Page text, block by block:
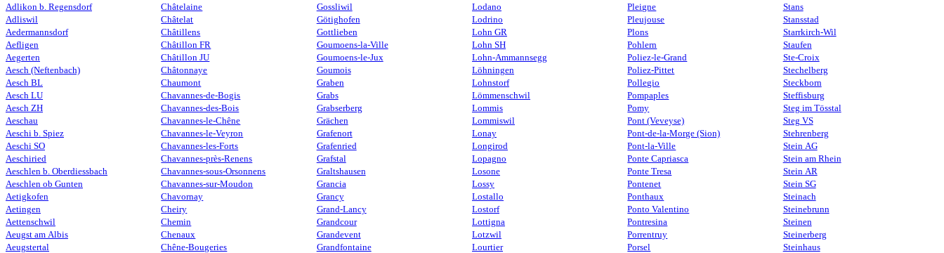
Adlikon b. Regensdorf
Adliswil
Aedermannsdorf
Aefligen
Aegerten
Aesch (Neftenbach)
Aesch BL
Aesch LU
Aesch ZH
Aeschau
Aeschi b. Spiez
Aeschi SO
Aeschiried
Aeschlen b. Oberdiessbach
Aeschlen ob Gunten
Aetigkofen
Aetingen
Aettenschwil
Aeugst am Albis
Aeugstertal
Châtelaine
Châtelat
Châtillens
Châtillon FR
Châtillon JU
Châtonnaye
Chaumont
Chavannes-de-Bogis
Chavannes-des-Bois
Chavannes-le-Chêne
Chavannes-le-Veyron
Chavannes-les-Forts
Chavannes-près-Renens
Chavannes-sous-Orsonnens
Chavannes-sur-Moudon
Chavornay
Cheiry
Chemin
Chenaux
Chêne-Bougeries
Gossliwil
Götighofen
Gottlieben
Goumoens-la-Ville
Goumoens-le-Jux
Goumois
Graben
Grabs
Grabserberg
Grächen
Grafenort
Grafenried
Grafstal
Graltshausen
Grancia
Grancy
Grand-Lancy
Grandcour
Grandevent
Grandfontaine
Lodano
Lodrino
Lohn GR
Lohn SH
Lohn-Ammannsegg
Löhningen
Lohnstorf
Lömmenschwil
Lommis
Lommiswil
Lonay
Longirod
Lopagno
Losone
Lossy
Lostallo
Lostorf
Lottigna
Lotzwil
Lourtier
Pleigne
Pleujouse
Plons
Pohlern
Poliez-le-Grand
Poliez-Pittet
Pollegio
Pompaples
Pomy
Pont (Veveyse)
Pont-de-la-Morge (Sion)
Pont-la-Ville
Ponte Capriasca
Ponte Tresa
Pontenet
Ponthaux
Ponto Valentino
Pontresina
Porrentruy
Porsel
Stans
Stansstad
Starrkirch-Wil
Staufen
Ste-Croix
Stechelberg
Steckborn
Steffisburg
Steg im Tösstal
Steg VS
Stehrenberg
Stein AG
Stein am Rhein
Stein AR
Stein SG
Steinach
Steinebrunn
Steinen
Steinerberg
Steinhaus